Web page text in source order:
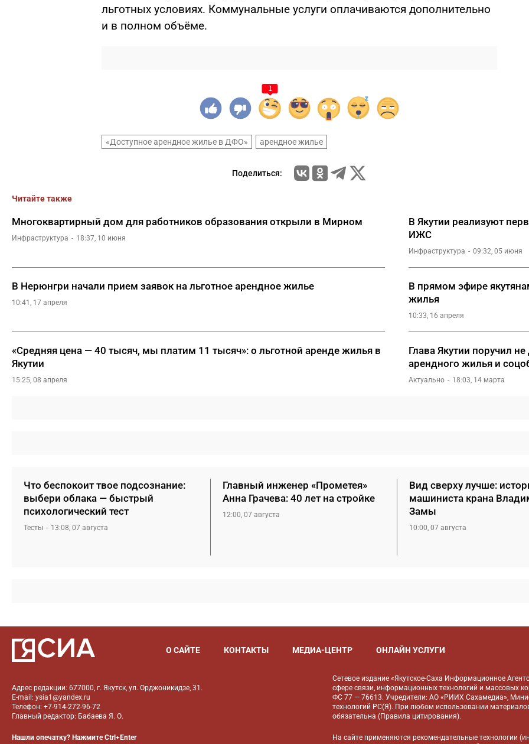
льготных условиях. Коммунальные услуги оплачиваются дополнительно
и в полном объёме.
1
«Доступное арендное жилье в ДФО» арендное жилье
Поделиться:
Читайте также
Многоквартирный дом для работников образования открыли в Мирном
Инфраструктура 18:37, 10 июня
В Якутии реализуют
ИЖС
Инфраструктура 09:32, 05 июня
В Нерюнгри начали прием заявок на льготное арендное жилье
10:41, 17 апреля
В прямом эфире
жилья
10:33, 16 апреля
«Средняя цена — 40 тысяч, мы платим 11 тысяч»: о льготной аренде жилья в
Якутии
15:25, 08 апреля
Глава Якутии поручил
арендного жилья и
Актуально 18:03, 14 марта
Что беспокоит твое подсознание:
выбери облака — быстрый
психологический тест
Тесты 13:08, 07 августа
Главный инженер «Прометея»
Анна Грачева: 40 лет на стройке
12:00, 07 августа
Вид сверху лучше:
машиниста крана
Замы
10:00, 07 августа
О САЙТЕ КОНТАКТЫ МЕДИА-ЦЕНТР ОНЛАЙН УСЛУГИ
Адрес редакции: 677000, г. Якутск, ул. Орджоникидзе, 31.
E-mail: ysia1@yandex.ru
Телефон: +7-914-272-96-72
Главный редактор: Бабаева Я. О.
Нашли опечатку? Нажмите Ctrl+Enter
Сетевое издание «Якутское-Саха Информационное
сфере связи, информационных технологий и массовых
ФС 77 — 76613. Учредители: АО «РИИХ Сахамедиа»,
технологий РС(Я). При любом использовании
обязательна (Правила цитирования).
На сайте применяютсярекомендательные технологии